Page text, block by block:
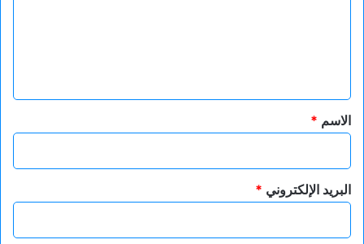
*
الاسم *
البريد الإلكتروني *